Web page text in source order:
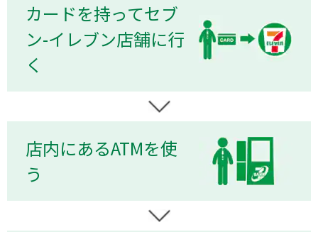
カードを持ってセブ
ン-イレブン店舗に行
く
店内にあるATMを使
う